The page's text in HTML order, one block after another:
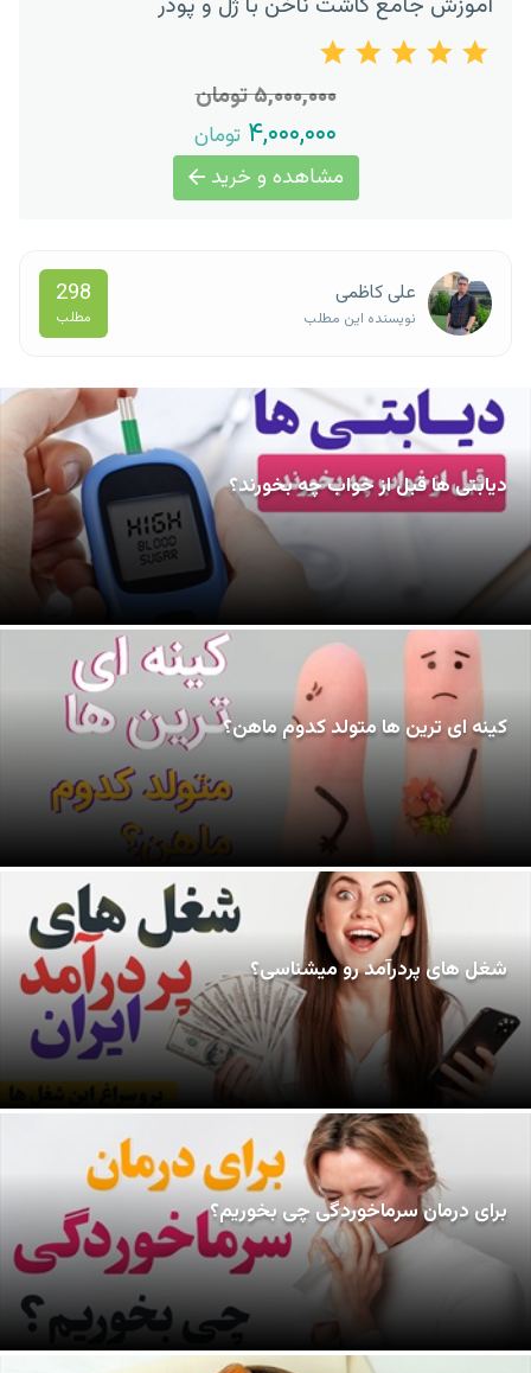
۵,۰۰۰,۰۰۰ تومان
۴,۰۰۰,۰۰۰ تومان
مشاهده و خرید
علی کاظمی
نویسنده این مطلب
298
مطلب
دیابتی ها قبل از خواب چه بخورند؟
کینه ای ترین ها متولد کدوم ماهن؟
شغل های پردرآمد رو میشناسی؟
برای درمان سرماخوردگی چی بخوریم؟